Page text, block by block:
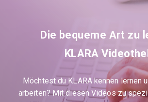
Die bequeme Art zu
KLARA
Möchtest du KLARA kennen lernen
arbeiten? Mit diesen Videos zu